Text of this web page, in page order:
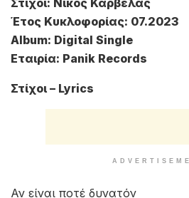
Στίχοι: Νίκος Καρβέλας
Έτος Κυκλοφορίας: 07.2023
Album: Digital Single
Εταιρία: Panik Records
Στίχοι – Lyrics
Αν είναι ποτέ δυνατόν